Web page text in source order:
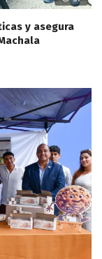
y asegura